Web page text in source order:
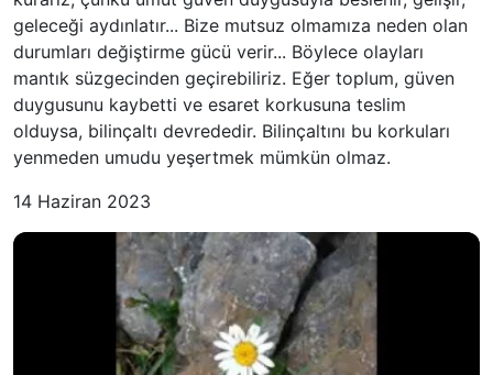
geleceği aydınlatır... Bize mutsuz olmamıza neden olan
durumları değiştirme gücü verir... Böylece olayları
mantık süzgecinden geçirebiliriz. Eğer toplum, güven
duygusunu kaybetti ve esaret korkusuna teslim
olduysa, bilinçaltı devrededir. Bilinçaltını bu korkuları
yenmeden umudu yeşertmek mümkün olmaz.
14 Haziran 2023